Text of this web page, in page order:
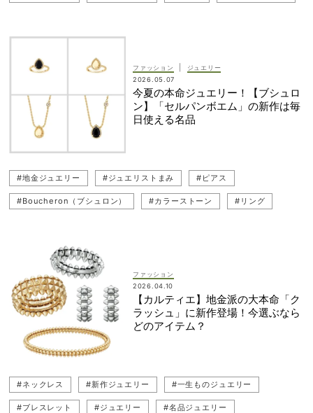
#モチーフジュエリー #ネックレス
ファッション
ジュエリー
2026.05.07
今夏の本命ジュエリー！【ブシュロ
ン】「セルパンボエム」の新作は毎
日使える名品
#地金ジュエリー #ジュエリストまみ #ピアス
#Boucheron（ブシュロン） #カラーストーン #リング
ファッション
2026.04.10
【カルティエ】地金派の大本命「ク
ラッシュ」に新作登場！今選ぶなら
どのアイテム？
#ネックレス #新作ジュエリー #一生ものジュエリー
#ブレスレット #ジュエリー #名品ジュエリー